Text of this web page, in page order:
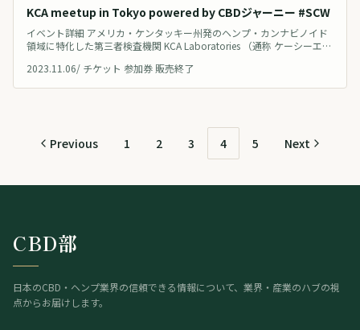
KCA meetup in Tokyo powered by CBDジャーニー #SCW
イベント詳細 アメリカ・ケンタッキー州発のヘンプ・カンナビノイド
領域に特化した第三者検査機関 KCA Laboratories （通称 ケーシーエ
て、KCA幹部メンバーが「CBDジャーニー & カナコン 2023」への出展
2023.11.06/ チケット 参加券 販売終了
Previous 1 2 3 4 5 Next
CBD部
日本のCBD・ヘンプ業界の信頼できる情報について、業界・産業のハブの視
点からお届けします。